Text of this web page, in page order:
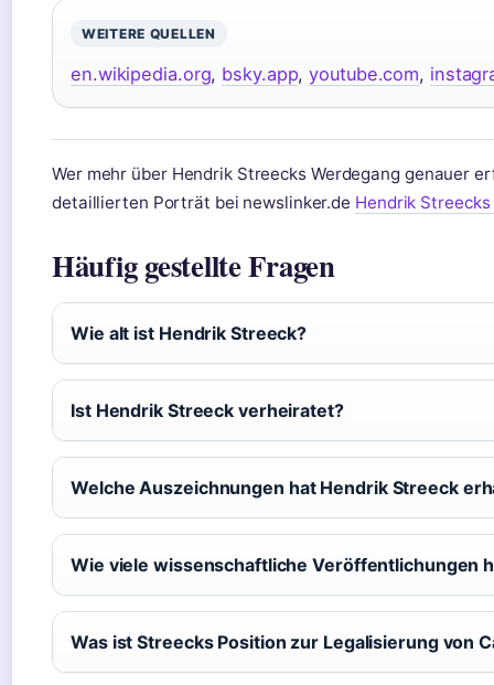
WEITERE QUELLEN
en.wikipedia.org, bsky.app,youtube.com,
Wer mehr über Hendrik Streecks Werdegang genauer
detaillierten Porträt bei newslinker.de Hendrik
Häufig gestellte Fragen
Wie alt ist Hendrik Streeck?
Ist Hendrik Streeck verheiratet?
Welche Auszeichnungen hat Hendrik Streeck
Wie viele wissenschaftliche Veröffentlichungen
Was ist Streecks Position zur Legalisierung von